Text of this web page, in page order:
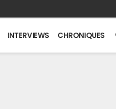
INTERVIEWS CHRONIQUES